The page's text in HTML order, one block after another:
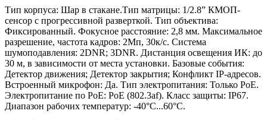
Тип корпуса: Шар в стакане.Тип матрицы: 1/2.8” КМОП-
сенсор с прогрессивной разверткой. Тип объектива:
Фиксированный. Фокусное расстояние: 2,8 мм. Максимальное
разрешение, частота кадров: 2Мп, 30к/с. Система
шумоподавления: 2DNR; 3DNR. Дистанция освещения ИК: до
30 м, в зависимости от места установки. Базовые события:
Детектор движения; Детектор закрытия; Конфликт IP-адресов.
Встроенный микрофон: Да. Тип электропитания: Только PoE.
Электропитание по PoE: PoE (802.3af). Класс защиты: IP67.
Диапазон рабочих температур: -40°С...60°С.